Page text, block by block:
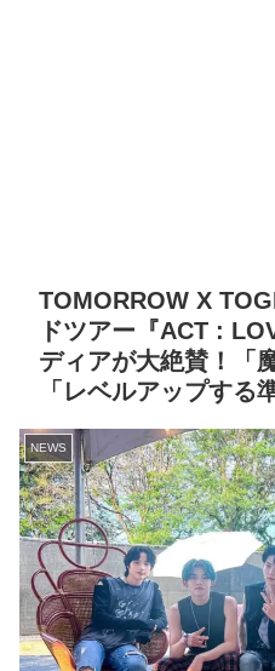
TOMORROW X
ドツアー『ACT :
ディアが大絶賛！「
「レベルアップする
NEWS